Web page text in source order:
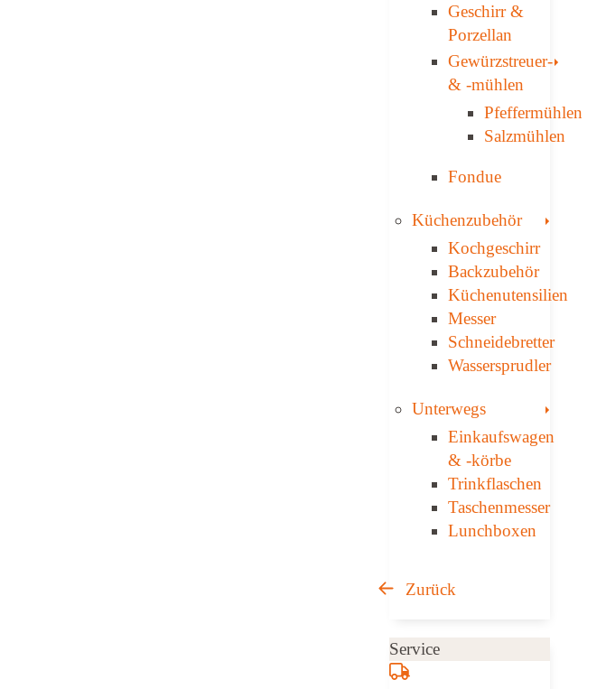
Geschirr &
Porzellan
Gewürzstreuer­
& -mühlen
Pfeffermühlen
Salzmühlen
Fondue
Küchenzubehör
Kochgeschirr
Backzubehör
Küchenutensilien
Messer
Schneidebretter
Wassersprudler
Unterwegs
Einkaufswagen
& ­-körbe
Trinkflaschen
Taschen­messer
Lunchboxen
Zurück
Service